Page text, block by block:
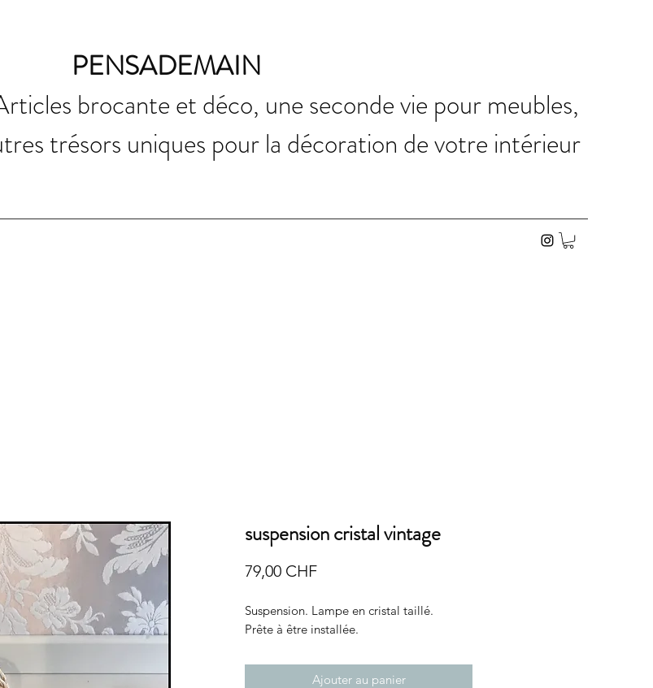
PENSADEMAIN
brocante et déco, une seconde vie pour meubles,
trésors uniques pour la décoration de votre intérieur
suspension cristal vintage
79,00 CHFPrix
Suspension. Lampe en cristal taillé.
Prête à être installée.
Ajouter au panier